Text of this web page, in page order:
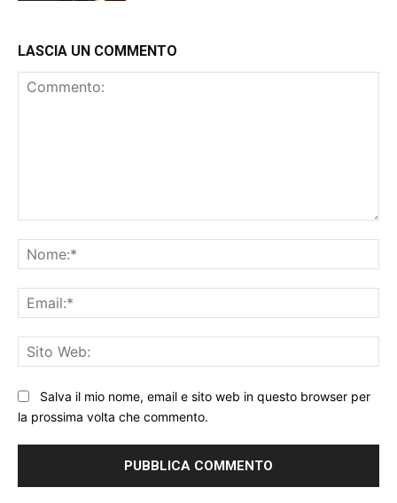
LASCIA UN COMMENTO
Salva il mio nome, email e sito web in questo browser per
la prossima volta che commento.